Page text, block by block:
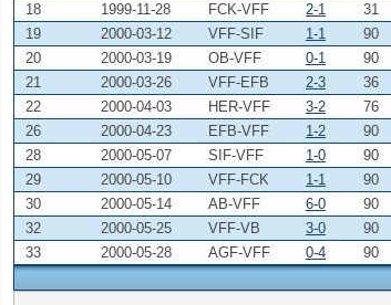
18
1999-11-28 FCK-VFF 2-1
31
19
2000-03-12 VFF-SIF 1-1 90
20
2000-03-19 OB-VFF 0-1
90
21
2000-03-26 VFF-EFB 2-3 36
22
2000-04-03 HER-VFF 3-2
76
26
2000-04-23 EFB-VFF 1-2 90
28
2000-05-07 SIF-VFF 1-0
90
29
2000-05-10 VFF-FCK 1-1
90
30
2000-05-14 AB-VFF 6-0
90
32
2000-05-25 VFF-VB 3-0
90
33
2000-05-28 AGF-VFF 0-4 90